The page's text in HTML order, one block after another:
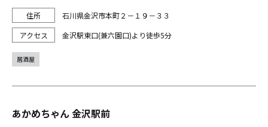
石川県金沢市本町２－１９－３３
金沢駅東口(兼六園口)より徒歩5分
居酒屋
あかめちゃん 金沢駅前